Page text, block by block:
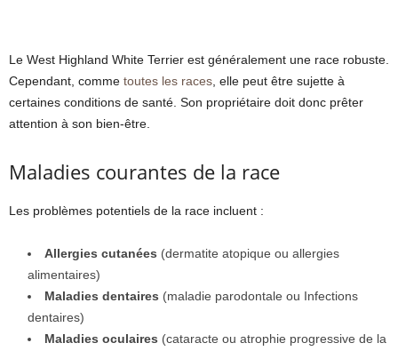
Le West Highland White Terrier est généralement une race robuste.
Cependant, comme toutes les races , elle peut être sujette à
certaines conditions de santé. Son propriétaire doit donc prêter
attention à son bien-être.
Maladies courantes de la race
Les problèmes potentiels de la race incluent :
Allergies cutanées (dermatite atopique ou allergies
alimentaires)
Maladies dentaires (maladie parodontale ou Infections
dentaires)
Maladies oculaires (cataracte ou atrophie progressive de la